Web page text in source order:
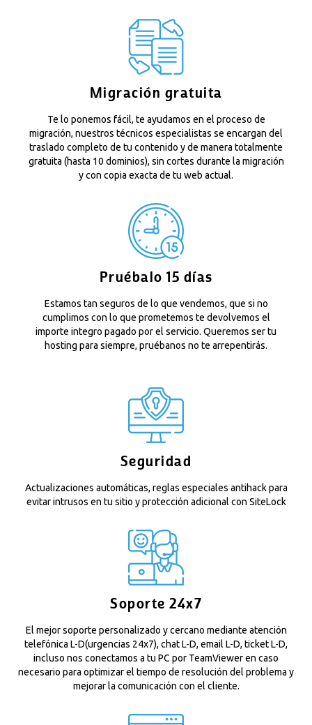
Migración gratuita
Te lo ponemos fácil, te ayudamos en el proceso de
migración, nuestros técnicos especialistas se encargan del
traslado completo de tu contenido y de manera totalmente
gratuita (hasta 10 dominios), sin cortes durante la migración
y con copia exacta de tu web actual.
Pruébalo 15 días
Estamos tan seguros de lo que vendemos, que si no
cumplimos con lo que prometemos te devolvemos el
importe integro pagado por el servicio. Queremos ser tu
hosting para siempre, pruébanos no te arrepentirás.
Seguridad
Actualizaciones automáticas, reglas especiales antihack para
evitar intrusos en tu sitio y protección adicional con SiteLock
Soporte 24x7
El mejor soporte personalizado y cercano mediante atención
telefónica L-D(urgencias 24x7), chat L-D, email L-D, ticket L-D,
incluso nos conectamos a tu PC por TeamViewer en caso
necesario para optimizar el tiempo de resolución del problema y
mejorar la comunicación con el cliente.